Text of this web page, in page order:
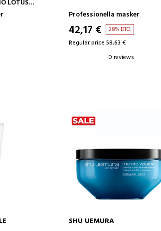
LOTUS
Professionella masker
42,17 € 28% DTO.
Regular price 58,63 €
0 reviews
SHU UEMURA